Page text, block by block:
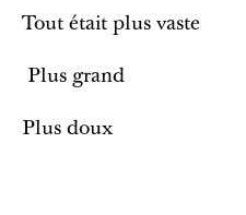
Tout était plus vaste
Plus grand
Plus doux